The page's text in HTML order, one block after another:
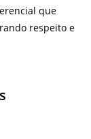
que
respeito e